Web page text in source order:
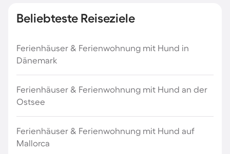
Beliebteste Reiseziele
Ferienhäuser & Ferienwohnung mit Hund in
Dänemark
Ferienhäuser & Ferienwohnung mit Hund an der
Ostsee
Ferienhäuser & Ferienwohnung mit Hund auf
Mallorca